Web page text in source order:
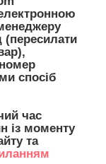
(пересилати
спосіб
час
із моменту
та